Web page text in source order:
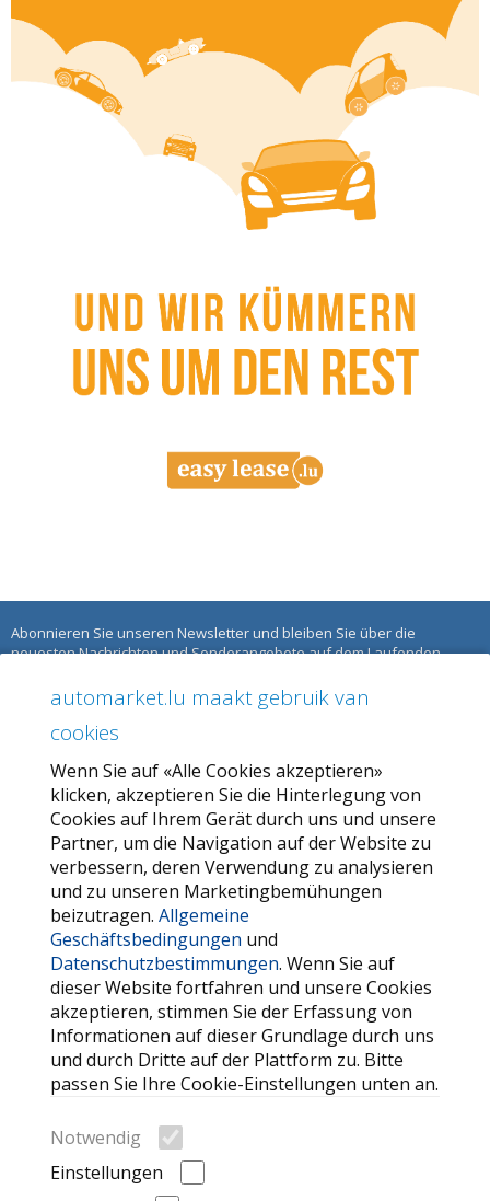
automarket.lu maakt gebruik van
cookies
Wenn Sie auf «Alle Cookies akzeptieren»
klicken, akzeptieren Sie die Hinterlegung von
Cookies auf Ihrem Gerät durch uns und unsere
Partner, um die Navigation auf der Website zu
verbessern, deren Verwendung zu analysieren
und zu unseren Marketingbemühungen
beizutragen.Allgemeine
Geschäftsbedingungen und
Datenschutzbestimmungen. Wenn Sie auf
dieser Website fortfahren und unsere Cookies
akzeptieren, stimmen Sie der Erfassung von
Informationen auf dieser Grundlage durch uns
und durch Dritte auf der Plattform zu. Bitte
passen Sie Ihre Cookie-Einstellungen unten an.
Notwendig
Einstellungen
Abonnieren Sie unseren Newsletter und bleiben Sie über die
neuesten Nachrichten und Sonderangebote auf dem Laufenden.
ÜBER AUTOMARKET
Über uns
Unser Angebot
Allgemeine Geschäftsbedingungen
Datenschutzbestimmungen
SERVICE
Kontaktieren Sie uns
Meine Favoriten
Cookie
Suche
Automarken